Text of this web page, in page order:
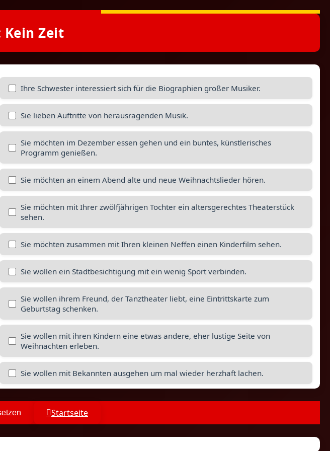
Kein Zeit
Ihre Schwester interessiert sich für die Biographien großer Musiker.
Sie lieben Auftritte von herausragenden Musik.
Sie möchten im Dezember essen gehen und ein buntes, künstlerisches
Programm genießen.
Sie möchten an einem Abend alte und neue Weihnachtslieder hören.
Sie möchten mit Ihrer zwölfjährigen Tochter ein altersgerechtes Theaterstück
sehen.
Sie möchten zusammen mit Ihren kleinen Neffen einen Kinderfilm sehen.
Sie wollen ein Stadtbesichtigung mit ein wenig Sport verbinden.
Sie wollen ihrem Freund, der Tanztheater liebt, eine Eintrittskarte zum
Geburtstag schenken.
Sie wollen mit ihren Kindern eine etwas andere, eher lustige Seite von
Weihnachten erleben.
Sie wollen mit Bekannten ausgehen um mal wieder herzhaft lachen.
Startseite